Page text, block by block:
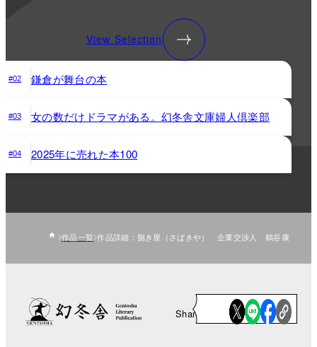
View Selection
#02 鎌倉が舞台の本
#03 女の数だけドラマがある。幻冬舎文庫婦人倶楽部
#04 2025年に売れた本100
作品一覧 作品詳細：捌き屋（さばきや） 企業交渉人 鶴谷康
Share